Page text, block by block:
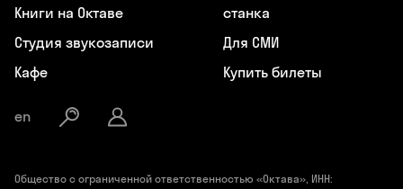
Книги на Октаве
Студия звукозаписи
Кафе
станка
Для СМИ
Купить билеты
en
Общество с ограниченной ответственностью «Октава», ИНН: